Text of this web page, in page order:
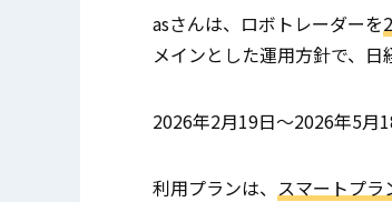
asさんは、ロボトレーダーを
メインとした運用方針で、
2026年2月19日～2026年5月
利用プランは、 スマートプラ